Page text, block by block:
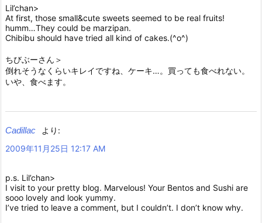
Lil’chan>
At first, those small&cute sweets seemed to be real fruits!
humm…They could be marzipan.
Chibibu should have tried all kind of cakes.(^o^)
ちびぶーさん＞
倒れそうなくらいキレイですね、ケーキ…。買っても食べれない。
いや、食べます。
Cadillac
より:
2009年11月25日 12:17 AM
p.s. Lil’chan>
I visit to your pretty blog. Marvelous! Your Bentos and Sushi are
sooo lovely and look yummy.
I’ve tried to leave a comment, but I couldn’t. I don’t know why.